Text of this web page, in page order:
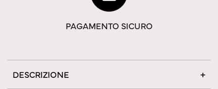
PAGAMENTO SICURO
DESCRIZIONE